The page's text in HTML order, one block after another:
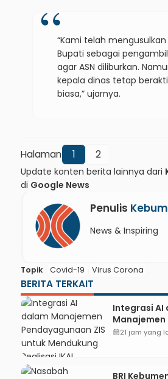
“Kami telah
Bupati sebagai
agar ASN diliburkan.
kepala dinas tetap
biasa,” ujarnya.
Halaman 1 2
Update konten berita lainnya dari
di Google News
Penulis
News & Inspiring
Topik Covid-19 Virus Corona
BERITA TERKAIT
Integrasi AI
ZIS untuk
calendar_month21 jam yang
BRI